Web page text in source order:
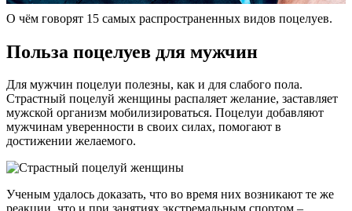
О чём говорят 15 самых распространенных видов поцелуев.
Польза поцелуев для мужчин
Для мужчин поцелуи полезны, как и для слабого пола.
Страстный поцелуй женщины распаляет желание, заставляет
мужской организм мобилизироваться. Поцелуи добавляют
мужчинам уверенности в своих силах, помогают в
достижении желаемого.
Ученым удалось доказать, что во время них возникают те же